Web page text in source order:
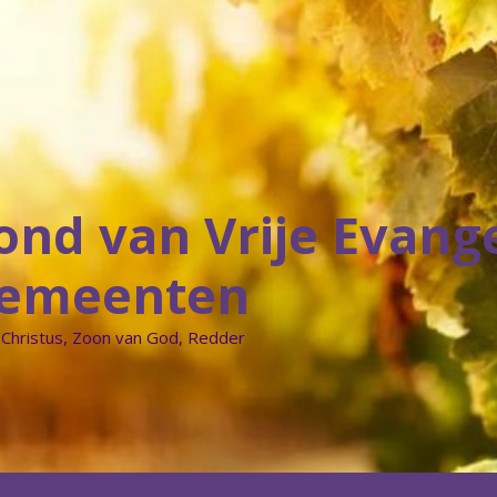
van Vrije
Christus, Zoon van God, Redder